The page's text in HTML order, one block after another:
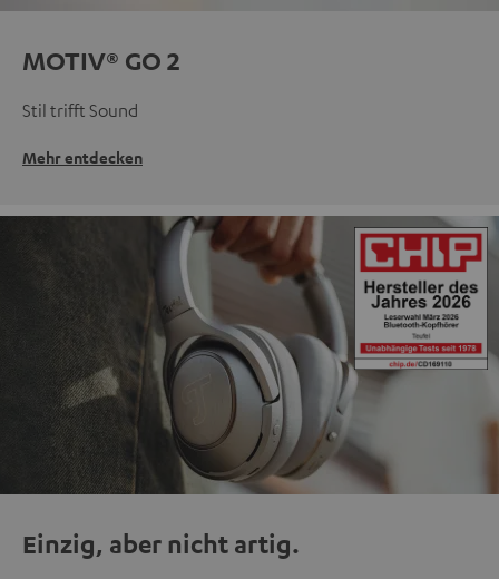
MOTIV® GO 2
Stil trifft Sound
Mehr entdecken
Einzig, aber nicht artig.